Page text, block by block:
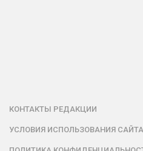
КОНТАКТЫ РЕДАКЦИИ
УСЛОВИЯ ИСПОЛЬЗОВАНИЯ САЙТА